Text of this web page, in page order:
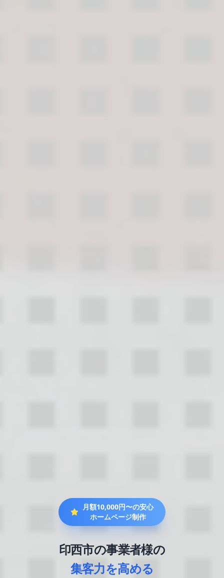
月額10,000円〜の安心
ホームページ制作
印西市の事業者様の
集客力を高める